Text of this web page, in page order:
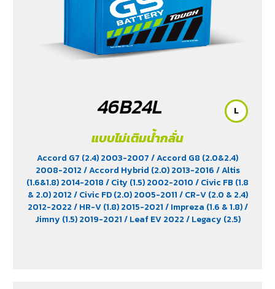
46B24L
แบบไม่เติมน้ำกลั่น
Accord G7 (2.4) 2003-2007/ Accord G8 (2.0&2.4)
2008-2012/ Accord Hybrid (2.0) 2013-2016/ Altis
(1.6&1.8) 2014-2018/ City (1.5) 2002-2010/ Civic FB (1.8
& 2.0) 2012/ Civic FD (2.0) 2005-2011/ CR-V (2.0 & 2.4)
2012-2022/ HR-V (1.8) 2015-2021/ Impreza (1.6 & 1.8)/
Jimny (1.5) 2019-2021/ Leaf EV 2022/ Legacy (2.5)
L